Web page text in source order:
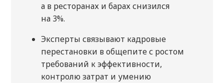
а в ресторанах и барах снизился
на 3%.
Эксперты связывают кадровые
перестановки в общепите с ростом
требований к эффективности,
контролю затрат и умению